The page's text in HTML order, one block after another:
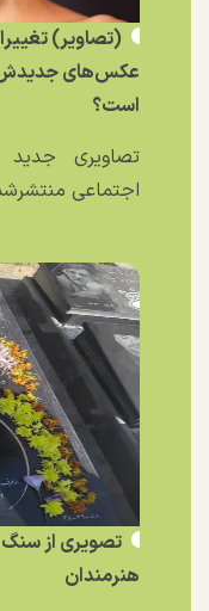
(تصاویر)
عکس‌های جدیدش؛
است؟
تصاویری جدید
اجتماعی
تصویری از سنگ
هنرمندان